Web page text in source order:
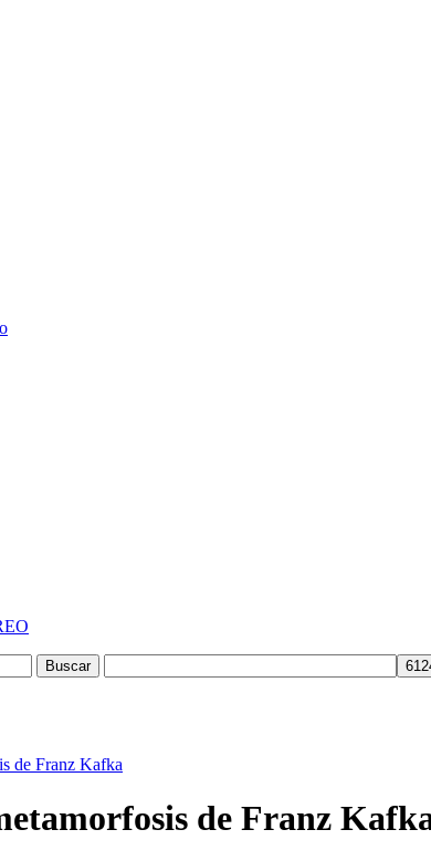
de Franz Kafka
de Franz